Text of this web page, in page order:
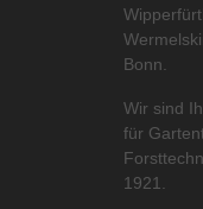
Bonn.
Wir sind
für
1921.